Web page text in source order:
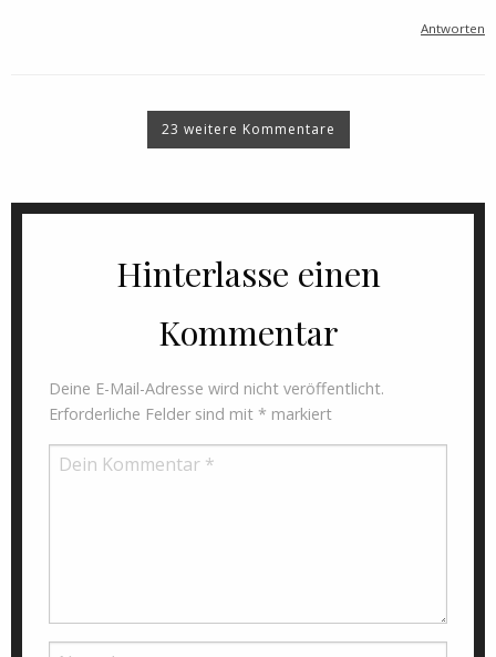
Antworten
23 weitere Kommentare
Hinterlasse einen
Kommentar
Deine E-Mail-Adresse wird nicht veröffentlicht.
Erforderliche Felder sind mit * markiert